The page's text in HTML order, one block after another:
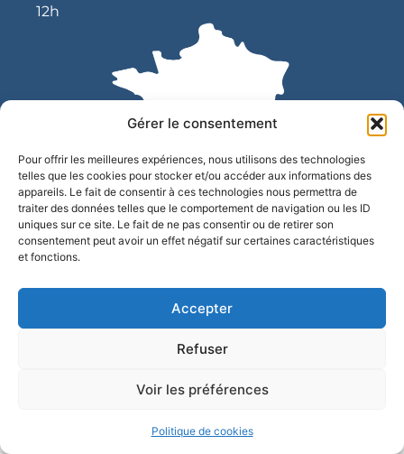
Gérer le consentement
Pour offrir les meilleures expériences, nous utilisons des technologies
telles que les cookies pour stocker et/ou accéder aux informations des
appareils. Le fait de consentir à ces technologies nous permettra de
traiter des données telles que le comportement de navigation ou les ID
uniques sur ce site. Le fait de ne pas consentir ou de retirer son
consentement peut avoir un effet négatif sur certaines caractéristiques
et fonctions.
Accepter
Refuser
Voir les préférences
Politique de cookies
12h
AccessibilitéConfidentialitéMentions légales
Plan du site